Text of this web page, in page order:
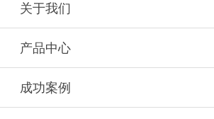
关于我们
产品中心
成功案例